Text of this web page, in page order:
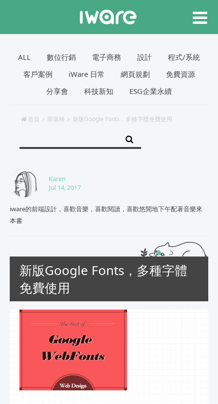
ALL 數位行銷 電子商務 設計
程式/系統
客戶案例
iWare 日常 網頁規劃
免費資源
分享會
科技新知 ESG企業永續
首頁 部落格 新版Google Fonts，多種字體免費使用
Karen
Jul 14, 2017
iware的前端設計，喜歡音樂，喜歡閱讀，喜歡悠閒地下午配著音樂來
本書
新版Google Fonts，多種字體
免費使用